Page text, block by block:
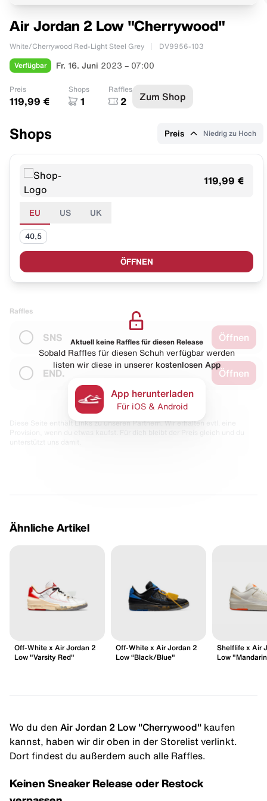
Air Jordan 2 Low "Cherrywood"
White/Cherrywood Red-Light Steel Grey DV9956-103
Verfügbar Fr. 16. Juni 2023 – 07:00
Preis
119,99 €
Shops
1
Raffles
2 Zum Shop
Shops Preis Niedrig zu Hoch
119,99 €
EU US UK
40,5
ÖFFNEN
Raffles
SNS Öffnen
END. Öffnen
Diese Seite enthält Links zu unseren Partnern. Wir erhalten evtl. eine
Aktuell keine Raffles für diesen Release
Sobald Raffles für diesen Schuh verfügbar werden
listen wir diese in unserer kostenlosen App
App herunterladen
Für iOS & Android
Ähnliche Artikel
Off-White x Air Jordan 2
Low "Varsity Red"
Off-White x Air Jordan 2
Low “Black/Blue"
Shelflife x Air
Low
Wo du den Air Jordan 2 Low "Cherrywood" kaufen
kannst, haben wir dir oben in der Storelist verlinkt.
Dort findest du außerdem auch alle Raffles.
Keinen Sneaker Release oder Restock